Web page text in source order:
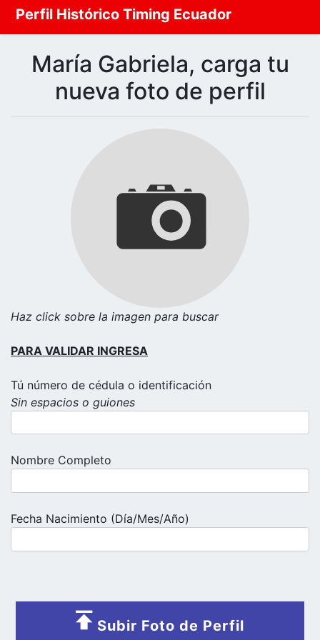
Perfil Histórico Timing Ecuador
María Gabriela, carga tu
nueva foto de perfil
Haz click sobre la imagen para buscar
PARA VALIDAR INGRESA
Tú número de cédula o identificación
Sin espacios o guiones
Nombre Completo
Fecha Nacimiento (Día/Mes/Año)
Subir Foto de Perfil